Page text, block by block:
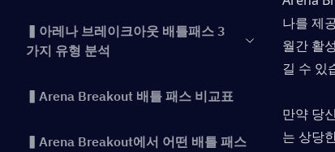
▍아레나 브레이크아웃 배틀패스 3
가지 유형 분석
▍Arena Breakout 배틀 패스 비교표
▍Arena Breakout에서 어떤 배틀 패스
나를 제
월간 활
길 수 있
만약 당
는 상당